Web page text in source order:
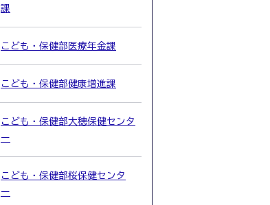
課
こども・保健部医療年金課
こども・保健部健康増進課
こども・保健部大穂保健センタ
ー
こども・保健部桜保健センタ
ー